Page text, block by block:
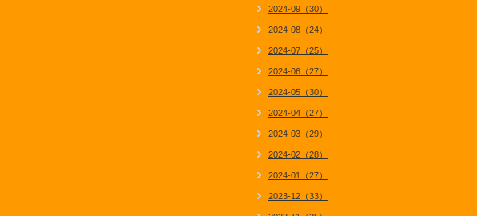
2024-09（30）
2024-08（24）
2024-07（25）
2024-06（27）
2024-05（30）
2024-04（27）
2024-03（29）
2024-02（28）
2024-01（27）
2023-12（33）